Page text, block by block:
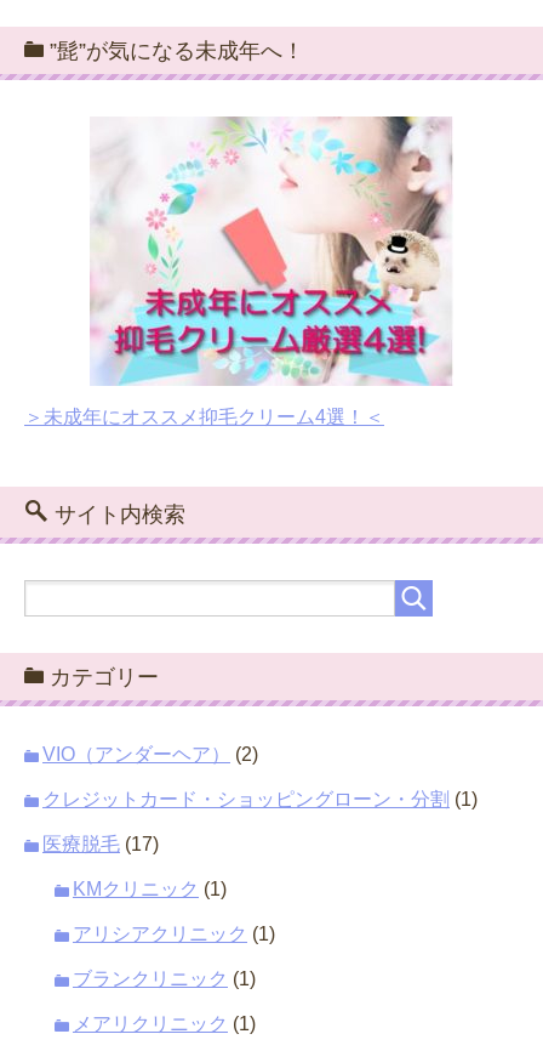
”髭”が気になる未成年へ！
＞未成年にオススメ抑毛クリーム4選！＜
サイト内検索
カテゴリー
VIO（アンダーヘア） (2)
クレジットカード・ショッピングローン・分割 (1)
医療脱毛 (17)
KMクリニック (1)
アリシアクリニック (1)
ブランクリニック (1)
メアリクリニック (1)